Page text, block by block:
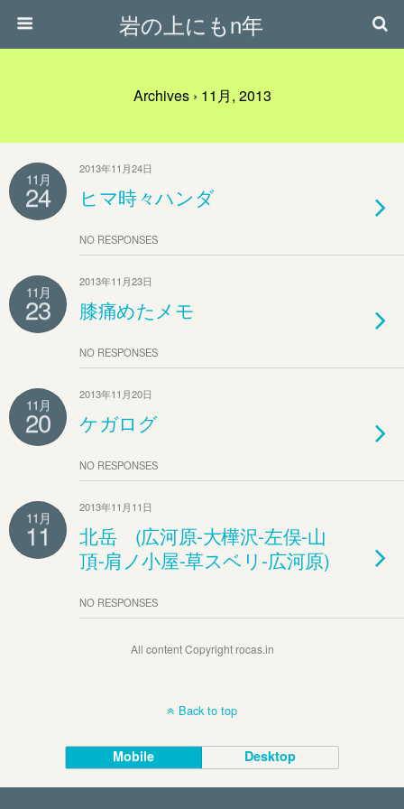
岩の上にもn年
Archives › 11月, 2013
11月
24
2013年11月24日
ヒマ時々ハンダ
NO RESPONSES
11月
23
2013年11月23日
膝痛めたメモ
NO RESPONSES
11月
20
2013年11月20日
ケガログ
NO RESPONSES
11月
11
2013年11月11日
北岳 (広河原-大樺沢-左俣-山
頂-肩ノ小屋-草スベリ-広河原)
NO RESPONSES
All content Copyright rocas.in
Back to top
Mobile Desktop